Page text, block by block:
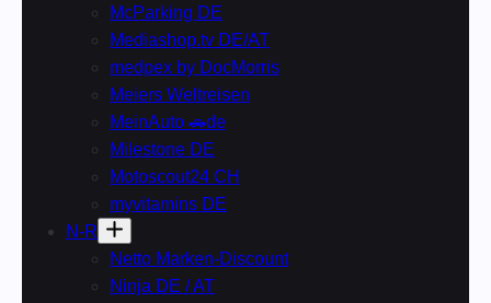
McParking DE
Mediashop.tv DE/AT
medpex by DocMorris
Meiers Weltreisen
MeinAuto 🚗de
Milestone DE
Motoscout24 CH
myvitamins DE
N-R
Netto Marken-Discount
Ninja DE / AT